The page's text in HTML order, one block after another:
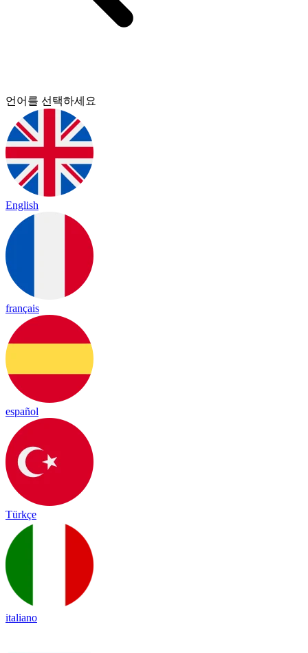
언어를 선택하세요
English
français
español
Türkçe
italiano